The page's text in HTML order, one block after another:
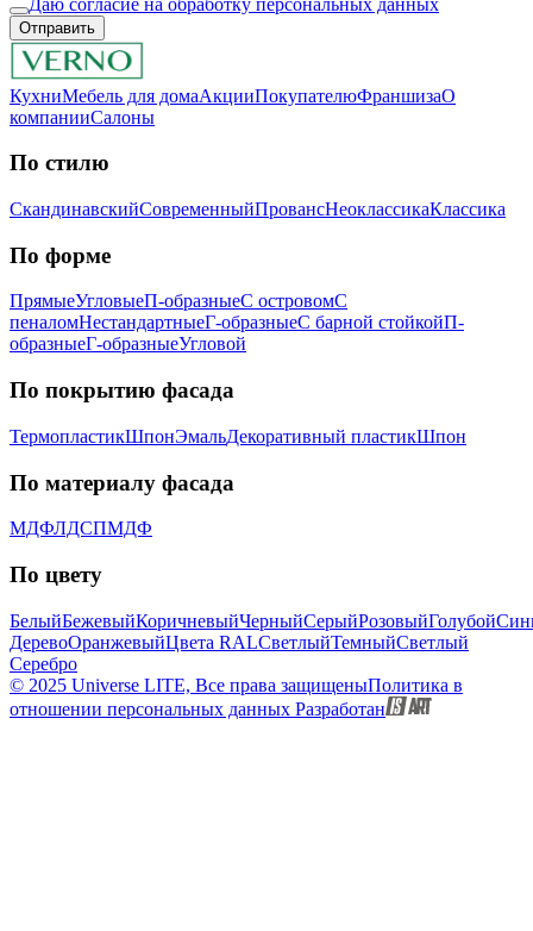
Отправить
КухниМебель для домаАкцииПокупателюФраншизаО
компанииСалоны
По стилю
СкандинавскийСовременныйПровансНеоклассикаКлассика
Пo фopмe
ПрямыеУгловыеП-образныеС островомС
пеналомНестандартныеГ-образныеС барной стойкойП-
образныеГ-образныеУгловой
Пo пoкpытию фacaдa
ТермопластикШпонЭмaльДекоративный пластикШпон
Пo мaтepиaлу фacaдa
МДФЛДСПМДФ
По цвету
БелыйБежевыйКоричневыйЧерныйСерыйРозовыйГолубой
ДеревоОранжевыйЦвета RALСветлыйТемныйСветлый
Серебро
© 2025 Universe LITE, Вce пpaвa зaщищeныПолитика в
отношении персональных данных Разработан